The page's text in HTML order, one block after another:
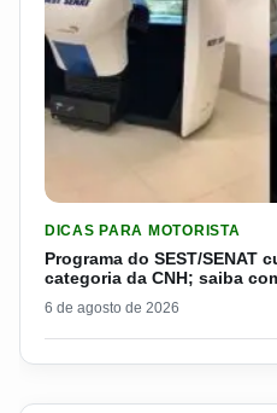
DICAS PARA MOTORISTA
Programa do SEST/SENAT
categoria da CNH; saiba
6 de agosto de 2026